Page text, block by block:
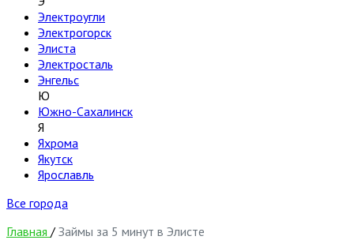
Электроугли
Электрогорск
Элиста
Электросталь
Энгельс
Ю
Южно-Сахалинск
Я
Яхрома
Якутск
Ярославль
Все города
Главная / Займы за 5 минут в Элисте